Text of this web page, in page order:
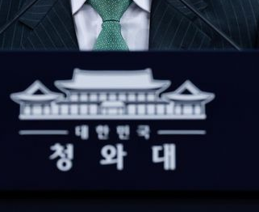
포 순간 '40도'
중요임무종사 혐의
6296.38 마감
마감
달 충돌 흔적 포착
차기 끝 과달라하라 격파
폭염 잠시 꺾인다"